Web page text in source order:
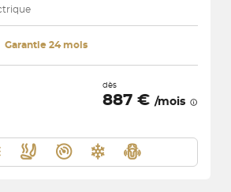
Garantie 24 mois
dès
887 € /mois